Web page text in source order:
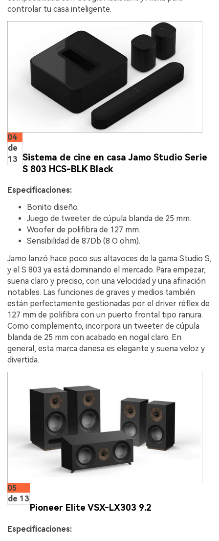
controlar tu casa inteligente.
04
de
13 Sistema de cine en casa Jamo Studio Serie
S 803 HCS-BLK Black
Especificaciones:
Bonito diseño.
Juego de tweeter de cúpula blanda de 25 mm.
Woofer de polifibra de 127 mm.
Sensibilidad de 87Db (8 O ohm).
Jamo lanzó hace poco sus altavoces de la gama Studio S,
y el S 803 ya está dominando el mercado. Para empezar,
suena claro y preciso, con una velocidad y una afinación
notables. Las funciones de graves y medios también
están perfectamente gestionadas por el driver réflex de
127 mm de polifibra con un puerto frontal tipo ranura.
Como complemento, incorpora un tweeter de cúpula
blanda de 25 mm con acabado en nogal claro. En
general, esta marca danesa es elegante y suena veloz y
divertida.
05
de 13
Pioneer Elite VSX-LX303 9.2
Especificaciones: